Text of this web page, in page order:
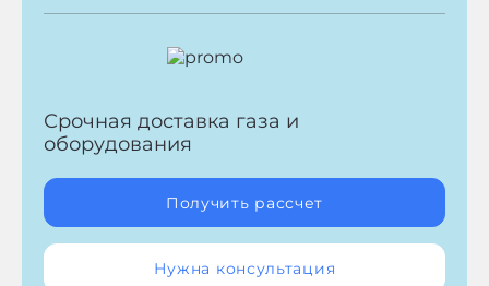
Срочная доставка газа и
оборудования
Получить рассчет
Нужна консультация